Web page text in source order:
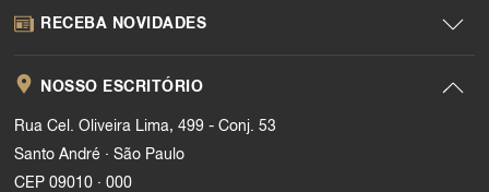
RECEBA NOVIDADES
NOSSO ESCRITÓRIO
Rua Cel. Oliveira Lima, 499 - Conj. 53
Santo André
São Paulo
CEP 09010
000